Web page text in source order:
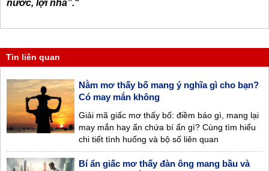
nước, lợi nhà”."
Tin liên quan
Nằm mơ thấy bố mang ý nghĩa gì cho bạn?
Có may mắn không
Giải mã giấc mơ thấy bố: điềm báo gì, mang lại
may mắn hay ẩn chứa bí ẩn gì? Cùng tìm hiểu
chi tiết tình huống và bộ số liên quan
Bí ẩn giấc mơ thấy đàn ông mang bầu và